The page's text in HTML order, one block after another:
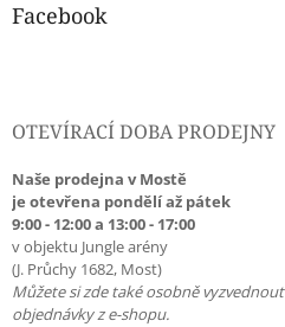
Facebook
OTEVÍRACÍ DOBA PRODEJNY
Naše prodejna v Mostě
je otevřena pondělí až pátek
9:00 - 12:00 a 13:00 - 17:00
v objektu Jungle arény
(J. Průchy 1682, Most)
Můžete si zde také osobně vyzvednout
objednávky z e-shopu.